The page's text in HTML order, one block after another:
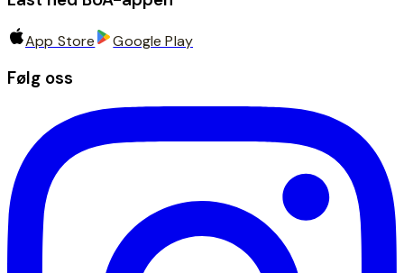
App Store Google Play
Følg oss